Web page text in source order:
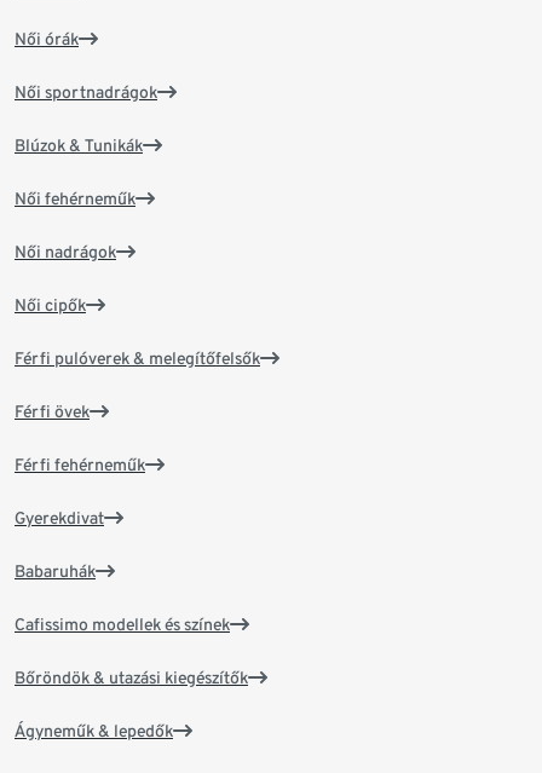
Női órák
Női sportnadrágok
Blúzok & Tunikák
Női fehérneműk
Női nadrágok
Női cipők
Férfi pulóverek & melegítőfelsők
Férfi övek
Férfi fehérneműk
Gyerekdivat
Babaruhák
Cafissimo modellek és színek
Bőröndök & utazási kiegészítők
Ágyneműk & lepedők